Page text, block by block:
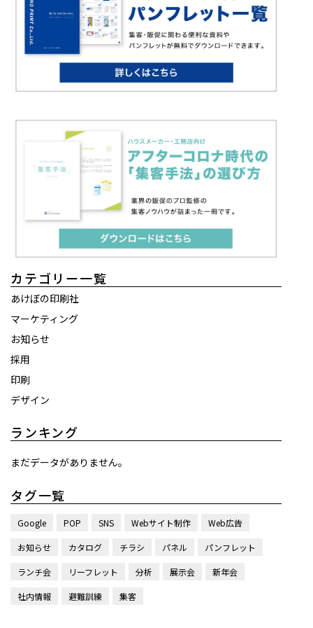
カテゴリー一覧
あけぼの印刷社
マーケティング
お知らせ
採用
印刷
デザイン
ランキング
まだデータがありません。
タグ一覧
Google POP SNS Webサイト制作 Web広告
お知らせ カタログ チラシ パネル パンフレット
ランチ会 リーフレット 分析 展示会 新年会
社内情報 避難訓練 集客